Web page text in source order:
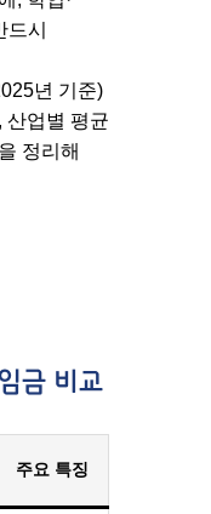
시
년 기준)
산업별 평균
정리해
금 비교
주요 특징